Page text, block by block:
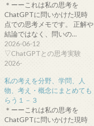
＊ーーこれは私の思考を
ChatGPTに問いかけた現時
点での思考メモです。 正解や
結論ではなく、問いの…
2026-06-12
▽ChatGPTとの思考実験
2026-
私の考えを分野、学問、人
物、考え・概念にまとめても
らう１－３
＊ーーこれは私の思考を
ChatGPTに問いかけた現時